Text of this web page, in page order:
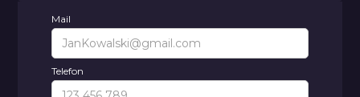
Mail
Telefon